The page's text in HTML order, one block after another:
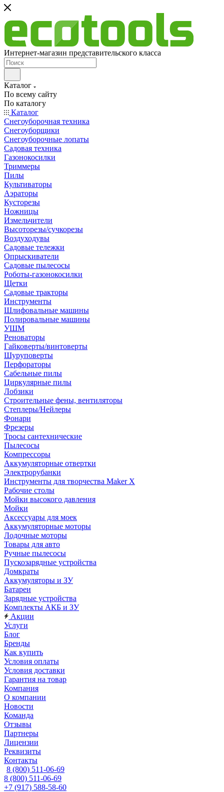
Интернет-магазин представительского класса
Каталог
По всему сайту
По каталогу
Каталог
Снегоуборочная техника
Снегоуборщики
Снегоуборочные лопаты
Садовая техника
Газонокосилки
Триммеры
Пилы
Культиваторы
Аэраторы
Кусторезы
Ножницы
Измельчители
Высоторезы/сучкорезы
Воздуходувы
Садовые тележки
Опрыскиватели
Садовые пылесосы
Роботы-газонокосилки
Щетки
Садовые тракторы
Инструменты
Шлифовальные машины
Полировальные машины
УШМ
Реноваторы
Гайковерты/винтоверты
Шуруповерты
Перфораторы
Сабельные пилы
Циркулярные пилы
Лобзики
Строительные фены, вентиляторы
Степлеры/Нейлеры
Фонари
Фрезеры
Тросы сантехнические
Пылесосы
Компрессоры
Аккумуляторные отвертки
Электрорубанки
Инструменты для творчества Maker X
Рабочие столы
Мойки высокого давления
Мойки
Аксессуары для моек
Аккумуляторные моторы
Лодочные моторы
Товары для авто
Ручные пылесосы
Пускозарядные устройства
Домкраты
Аккумуляторы и ЗУ
Батареи
Зарядные устройства
Комплекты АКБ и ЗУ
Акции
Услуги
Блог
Бренды
Как купить
Условия оплаты
Условия доставки
Гарантия на товар
Компания
О компании
Новости
Команда
Отзывы
Партнеры
Лицензии
Реквизиты
Контакты
8 (800) 511-06-69
8 (800) 511-06-69
+7 (917) 588-58-60